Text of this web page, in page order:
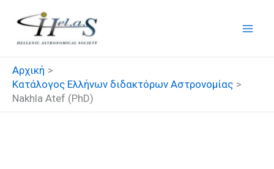
στο
περιεχόμενο
Αρχική
Κατάλογος Ελλήνων διδακτόρων Αστρονομίας
Nakhla Atef (PhD)